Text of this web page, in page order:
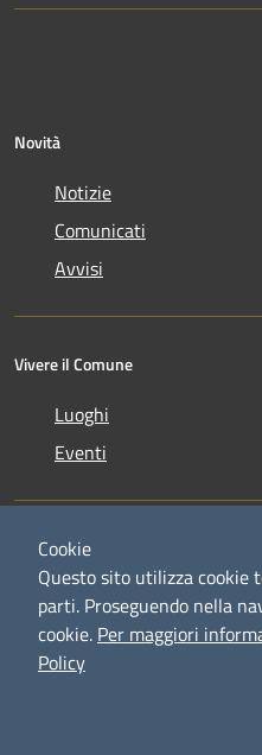
Novità
Notizie
Comunicati
Avvisi
Vivere il Comune
Luoghi
Eventi
RSS
Accessibilità
Privacy
Cookie
Questo sito utilizza cookie
parti. Proseguendo nella
cookie. Per maggiori
Policy